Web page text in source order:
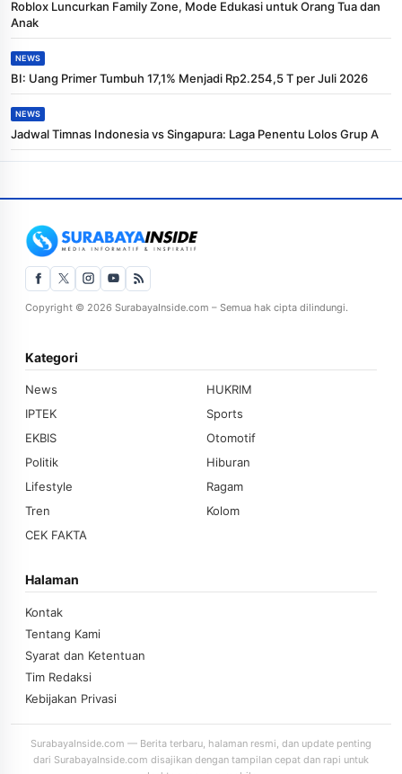
Roblox Luncurkan Family Zone, Mode Edukasi untuk Orang Tua dan
Anak
NEWS
BI: Uang Primer Tumbuh 17,1% Menjadi Rp2.254,5 T per Juli 2026
NEWS
Jadwal Timnas Indonesia vs Singapura: Laga Penentu Lolos Grup A
Copyright © 2026 SurabayaInside.com – Semua hak cipta dilindungi.
Kategori
News
HUKRIM
IPTEK
Sports
EKBIS
Otomotif
Politik
Hiburan
Lifestyle
Ragam
Tren
Kolom
CEK FAKTA
Halaman
Kontak
Tentang Kami
Syarat dan Ketentuan
Tim Redaksi
Kebijakan Privasi
SurabayaInside.com — Berita terbaru, halaman resmi, dan update penting
dari SurabayaInside.com disajikan dengan tampilan cepat dan rapi untuk